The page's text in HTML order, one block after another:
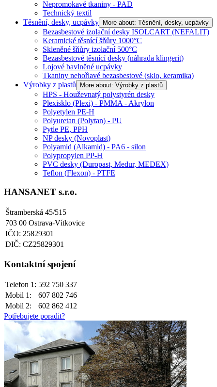
Nepromokavé tkaniny - PAD
Technický textil
Těsnění, desky, ucpávky
More about: Těsnění, desky, ucpávky
Bezasbestové izolační desky ISOLCART (NEFALIT)
Keramické těsnící šňůry 1000°C
Skleněné šňůry izolační 500°C
Bezasbestové těsnící desky (náhrada klingerit)
Lojové bavlněné ucpávky
Tkaniny nehořlavé bezasbestové (sklo, keramika)
Výrobky z plastů
More about: Výrobky z plastů
HPS - Houževnatý polystyrén desky
Plexisklo (Plexi) - PMMA - Akrylon
Polyetylen PE-H
Polyuretan (Polytan) - PU
Pytle PE, PPH
NP desky (Novoplast)
Polyamid (Alkamid) - PA6 - silon
Polypropylen PP-H
PVC desky (Duropast, Medur, MEDEX)
Teflon (Flexon) - PTFE
HANSANET s.r.o.
Štramberská 45/515
703 00 Ostrava-Vítkovice
IČO: 25829301
DIČ: CZ25829301
Kontaktní spojení
Telefon 1: 592 750 337
Mobil 1:
607 802 746
Mobil 2:
602 862 412
Potřebujete poradit?